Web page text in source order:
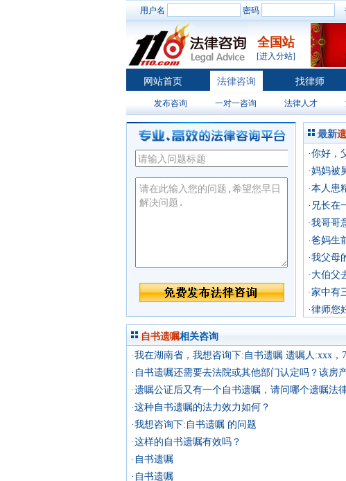
用户名 密码
全国站
[进入分站]
网站首页 法律咨询 找律师
发布咨询 一对一咨询 法律人才
最新
·你好，
以由近
·妈妈被
外公意
·本人患
力人。
·兄长在
其父母
·我哥哥
异，有
·爸妈生
症已经
·我父母
去世，
·大伯父
婚妻子
·家中有
较多，
·律师您
方没有
自书遗嘱相关咨询
·这种自书遗嘱的法力效力如何？
·我想咨询下:自书遗嘱 的问题
·这样的自书遗嘱有效吗？
·自书遗嘱
·自书遗嘱